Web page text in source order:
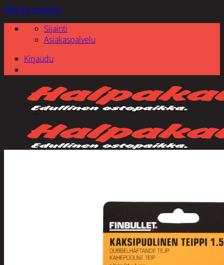
Skip to content
Sijainti
Asiakaspalvelu
Kirjaudu
Poistotuotteet
Kausituotteet